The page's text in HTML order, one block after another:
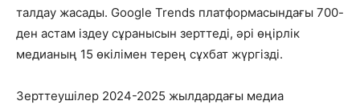
талдау жасады. Google Trends платформасындағы 700-
ден астам іздеу сұранысын зерттеді, әрі өңірлік
медианың 15 өкілімен терең сұхбат жүргізді.
Зерттеушілер 2024-2025 жылдардағы медиа